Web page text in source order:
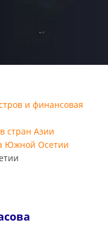
и финансовая
стран Азии
Южной Осетии